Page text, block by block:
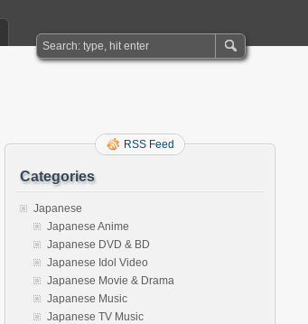
RSS Feed
Categories
Japanese
Japanese Anime
Japanese DVD & BD
Japanese Idol Video
Japanese Movie & Drama
Japanese Music
Japanese TV Music